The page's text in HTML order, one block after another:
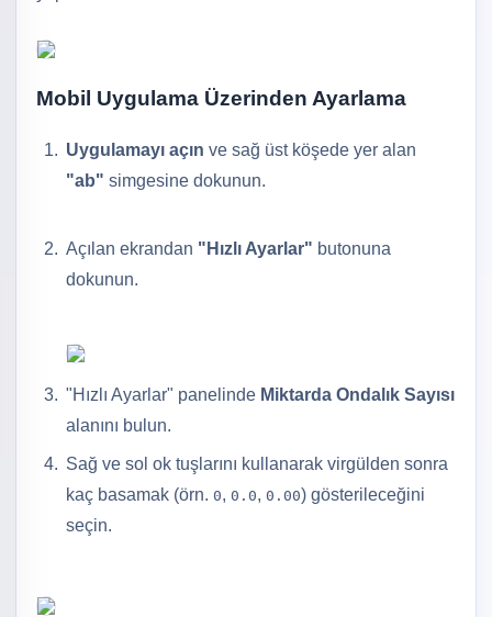
Mobil Uygulama Üzerinden Ayarlama
Uygulamayı açın ve sağ üst köşede yer alan
"ab" simgesine dokunun.
Açılan ekrandan "Hızlı Ayarlar" butonuna
dokunun.
"Hızlı Ayarlar" panelinde Miktarda Ondalık Sayısı
alanını bulun.
Sağ ve sol ok tuşlarını kullanarak virgülden sonra
kaç basamak (örn.0,0.0,0.00) gösterileceğini
seçin.